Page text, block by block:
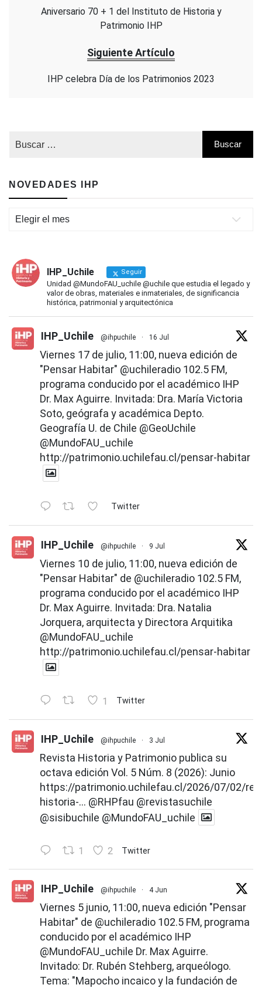
Aniversario 70 + 1 del Instituto de Historia y
Patrimonio IHP
Siguiente Artículo
IHP celebra Día de los Patrimonios 2023
NOVEDADES IHP
Novedades
IHP_Uchile Seguir
Unidad @MundoFAU_uchile @uchile que estudia el legado y
valor de obras, materiales e inmateriales, de significancia
histórica, patrimonial y arquitectónica
IHP_Uchile @ihpuchile · 16 Jul
Viernes 17 de julio, 11:00, nueva edición de
"Pensar Habitar" @uchileradio 102.5 FM,
programa conducido por el académico IHP
Dr. Max Aguirre. Invitada: Dra. María Victoria
Soto, geógrafa y académica Depto.
Geografía U. de Chile @GeoUchile
@MundoFAU_uchile
http://patrimonio.uchilefau.cl/pensar-habitar
Twitter
IHP_Uchile @ihpuchile · 9 Jul
Viernes 10 de julio, 11:00, nueva edición de
"Pensar Habitar" de @uchileradio 102.5 FM,
programa conducido por el académico IHP
Dr. Max Aguirre. Invitada: Dra. Natalia
Jorquera, arquitecta y Directora Arquitika
@MundoFAU_uchile
http://patrimonio.uchilefau.cl/pensar-habitar
1 Twitter
IHP_Uchile @ihpuchile · 3 Jul
Revista Historia y Patrimonio publica su
octava edición Vol. 5 Núm. 8 (2026): Junio
https://patrimonio.uchilefau.cl/2026/07/02/
historia-... @RHPfau @revistasuchile
@sisibuchile @MundoFAU_uchile
1 2 Twitter
IHP_Uchile @ihpuchile · 4 Jun
Viernes 5 junio, 11:00, nueva edición "Pensar
Habitar" de @uchileradio 102.5 FM, programa
conducido por el académico IHP
@MundoFAU_uchile Dr. Max Aguirre.
Invitado: Dr. Rubén Stehberg, arqueólogo.
Tema: "Mapocho incaico y la fundación de